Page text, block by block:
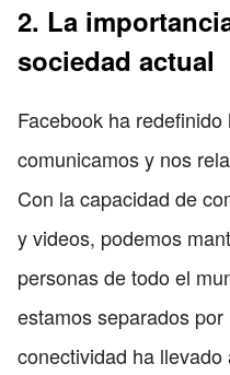
2. La
sociedad actual
Facebook ha
comunicamos y nos
Con la capacidad de
y videos, podemos
personas de todo el
estamos separados
conectividad ha